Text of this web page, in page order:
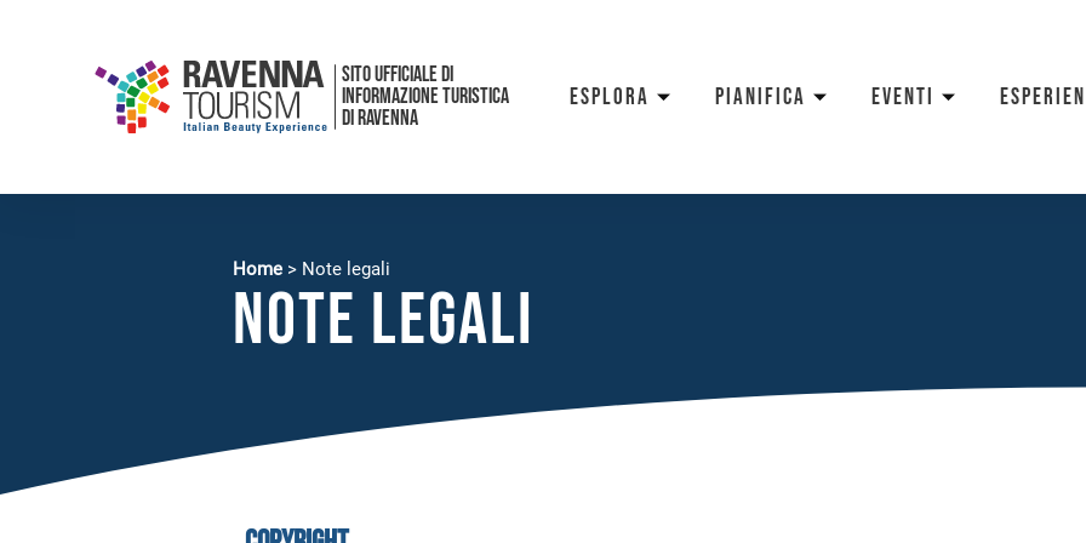
SITO UFFICIALE DI
INFORMAZIONE TURISTICA
DI RAVENNA
ESPLORA PIANIFICA EVENTI
Home > Note legali
Note legali